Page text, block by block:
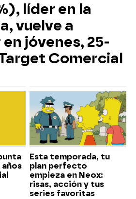
líder en la
vuelve a
jóvenes, 25-
Comercial
años
Esta temporada, tu
plan perfecto
empieza en Neox:
risas, acción y tus
series favoritas